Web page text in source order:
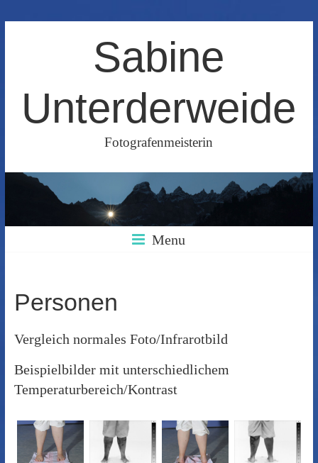
Sabine
Unterderweide
Fotografenmeisterin
Menu
Personen
Vergleich normales Foto/Infrarotbild
Beispielbilder mit unterschiedlichem
Temperaturbereich/Kontrast